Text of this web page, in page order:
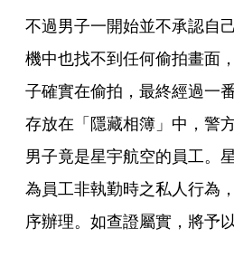
不過男子一開始並不承認自
機中也找不到任何偷拍畫面
子確實在偷拍，最終經過一
存放在「隱藏相簿」中，警
男子竟是星宇航空的員工。
為員工非執勤時之私人行為
序辦理。如查證屬實，將予